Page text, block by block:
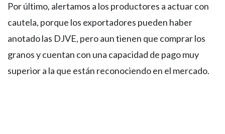
Por último, alertamos a los productores a actuar con
cautela, porque los exportadores pueden haber
anotado las DJVE, pero aun tienen que comprar los
granos y cuentan con una capacidad de pago muy
superior a la que están reconociendo en el mercado.